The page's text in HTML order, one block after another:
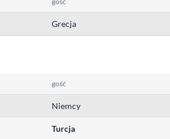
Grecja
gość
Niemcy
Turcja